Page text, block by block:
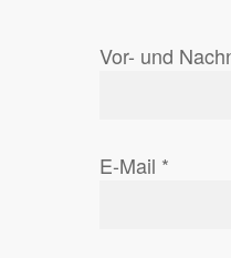
Vor- und
E-Mail *